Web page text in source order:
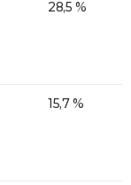
28,5 %
15,7 %